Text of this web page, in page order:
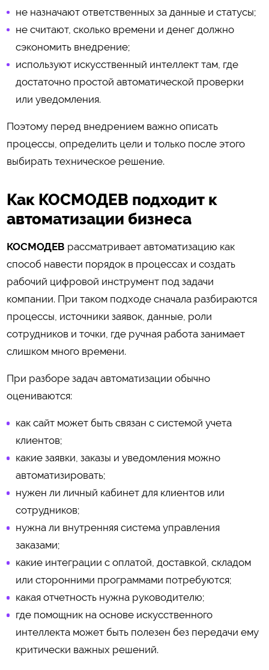
не назначают ответственных за данные и статусы;
не считают, сколько времени и денег должно
сэкономить внедрение;
используют искусственный интеллект там, где
достаточно простой автоматической проверки
или уведомления.
Поэтому перед внедрением важно описать
процессы, определить цели и только после этого
выбирать техническое решение.
Как КОСМОДЕВ подходит к
автоматизации бизнеса
КОСМОДЕВ рассматривает автоматизацию как
способ навести порядок в процессах и создать
рабочий цифровой инструмент под задачи
компании. При таком подходе сначала разбираются
процессы, источники заявок, данные, роли
сотрудников и точки, где ручная работа занимает
слишком много времени.
При разборе задач автоматизации обычно
оцениваются:
как сайт может быть связан с системой учета
клиентов;
какие заявки, заказы и уведомления можно
автоматизировать;
нужен ли личный кабинет для клиентов или
сотрудников;
нужна ли внутренняя система управления
заказами;
какие интеграции с оплатой, доставкой, складом
или сторонними программами потребуются;
какая отчетность нужна руководителю;
где помощник на основе искусственного
интеллекта может быть полезен без передачи ему
критически важных решений.